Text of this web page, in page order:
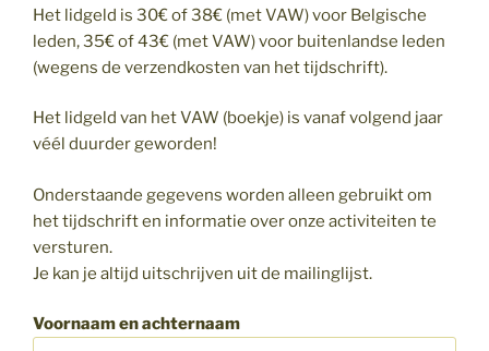
Het lidgeld is 30€ of 38€ (met VAW) voor Belgische
leden, 35€ of 43€ (met VAW) voor buitenlandse leden
(wegens de verzendkosten van het tijdschrift).
Het lidgeld van het VAW (boekje) is vanaf volgend jaar
véél duurder geworden!
Onderstaande gegevens worden alleen gebruikt om
het tijdschrift en informatie over onze activiteiten te
versturen.
Je kan je altijd uitschrijven uit de mailinglijst.
Voornaam en achternaam